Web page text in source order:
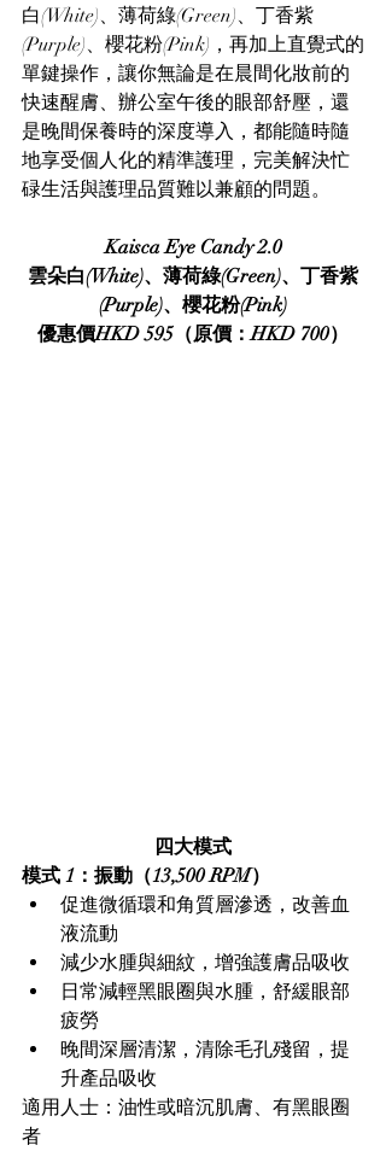
白(White)、薄荷綠(Green)、丁香紫
(Purple)、櫻花粉(Pink)，再加上直覺式的
單鍵操作，讓你無論是在晨間化妝前的
快速醒膚、辦公室午後的眼部舒壓，還
是晚間保養時的深度導入，都能隨時隨
地享受個人化的精準護理，完美解決忙
碌生活與護理品質難以兼顧的問題。
Kaisca Eye Candy 2.0
雲朵白(White)、薄荷綠(Green)、丁香紫
(Purple)、櫻花粉(Pink)
優惠價HKD 595（原價：HKD 700）
四大模式
模式 1：振動（13,500 RPM）
促進微循環和角質層滲透，改善血
液流動
減少水腫與細紋，增強護膚品吸收
日常減輕黑眼圈與水腫，舒緩眼部
疲勞
晚間深層清潔，清除毛孔殘留，提
升產品吸收
適用人士：油性或暗沉肌膚、有黑眼圈
者